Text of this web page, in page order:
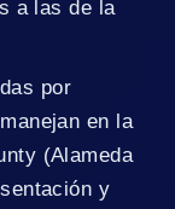
a las de la
por
en la
(Alameda
y